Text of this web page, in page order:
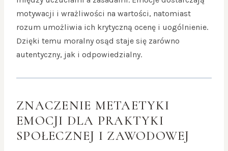
motywacji i wrażliwości na wartości, natomiast
rozum umożliwia ich krytyczną ocenę i uogólnienie.
Dzięki temu moralny osąd staje się zarówno
autentyczny, jak i odpowiedzialny.
ZNACZENIE METAETYKI
EMOCJI DLA PRAKTYKI
SPOŁECZNEJ I ZAWODOWEJ